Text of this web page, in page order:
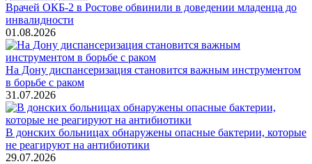
Врачей ОКБ-2 в Ростове обвинили в доведении младенца до
инвалидности
01.08.2026
На Дону диспансеризация становится важным инструментом
в борьбе с раком
31.07.2026
В донских больницах обнаружены опасные бактерии, которые
не реагируют на антибиотики
29.07.2026